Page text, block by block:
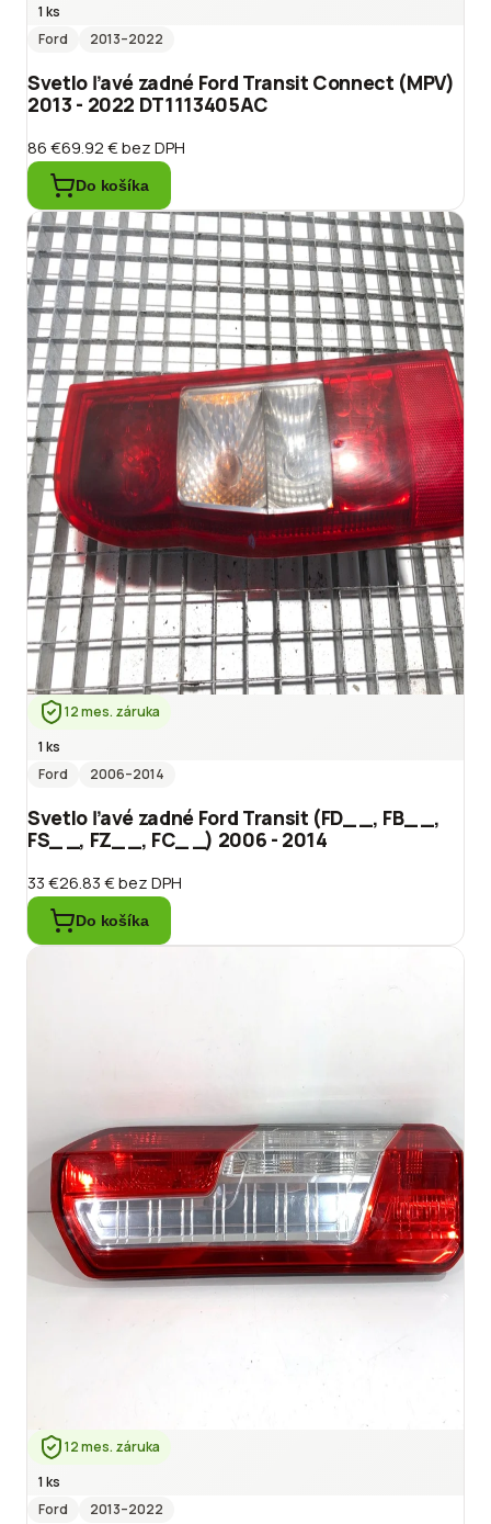
1 ks
Ford
2013–2022
Svetlo ľavé zadné Ford Transit Connect (MPV)
2013 - 2022 DT1113405AC
86 €69.92 €bez DPH
Do košíka
12 mes. záruka
1 ks
Ford
2006–2014
Svetlo ľavé zadné Ford Transit (FD_ _, FB_ _,
FS_ _, FZ_ _, FC_ _) 2006 - 2014
33 €26.83 €bez DPH
Do košíka
12 mes. záruka
1 ks
Ford
2013–2022